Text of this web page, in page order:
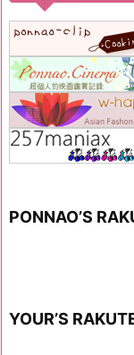
PONNAO’S
YOUR’S